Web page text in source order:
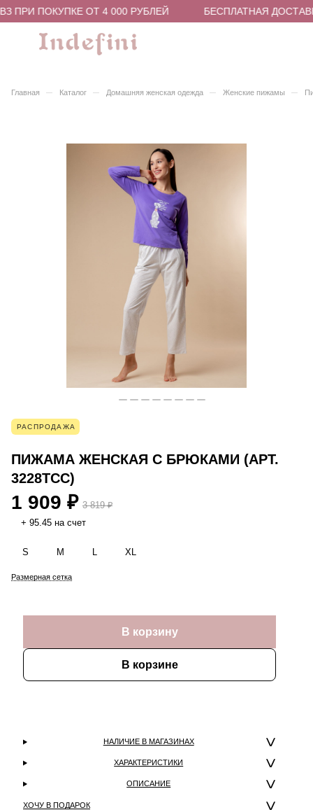
ПРИ ПОКУПКЕ ОТ 4 000 РУБЛЕЙ БЕСПЛАТНАЯ
Главная – Каталог – Домашняя женская одежда – Женские пижамы –
РАСПРОДАЖА
ПИЖАМА ЖЕНСКАЯ С БРЮКАМИ (АРТ.
3228TCC)
1 909 ₽ 3 819 ₽
+ 95.45 на счет
S M L XL
Размерная сетка
В корзину
В корзине
НАЛИЧИЕ В МАГАЗИНАХ
ХАРАКТЕРИСТИКИ
ОПИСАНИЕ
ХОЧУ В ПОДАРОК